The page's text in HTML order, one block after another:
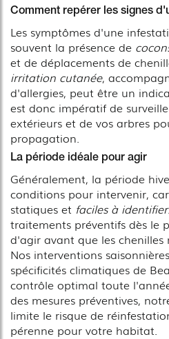
Comment repérer les signes
Les symptômes d'une
souvent la présence de
et de déplacements de
irritation cutanée,
d'allergies, peut être un
est donc impératif de
extérieurs et de vos arbres
propagation.
La période idéale pour agir
Généralement, la période
conditions pour intervenir,
statiques et faciles à identifier
traitements préventifs dès le
d'agir avant que les chenilles
Nos interventions
spécificités climatiques de
contrôle optimal toute
des mesures préventives,
limite le risque de
pérenne pour votre habitat.